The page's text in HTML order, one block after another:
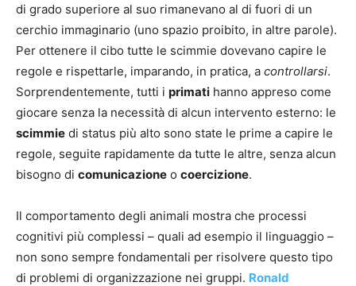
di grado superiore al suo rimanevano al di fuori di un
cerchio immaginario (uno spazio proibito, in altre parole).
Per ottenere il cibo tutte le scimmie dovevano capire le
regole e rispettarle, imparando, in pratica, a controllarsi.
Sorprendentemente, tutti i primati hanno appreso come
giocare senza la necessità di alcun intervento esterno: le
scimmie di status più alto sono state le prime a capire le
regole, seguite rapidamente da tutte le altre, senza alcun
bisogno di comunicazione o coercizione.
Il comportamento degli animali mostra che processi
cognitivi più complessi – quali ad esempio il linguaggio –
non sono sempre fondamentali per risolvere questo tipo
di problemi di organizzazione nei gruppi. Ronald